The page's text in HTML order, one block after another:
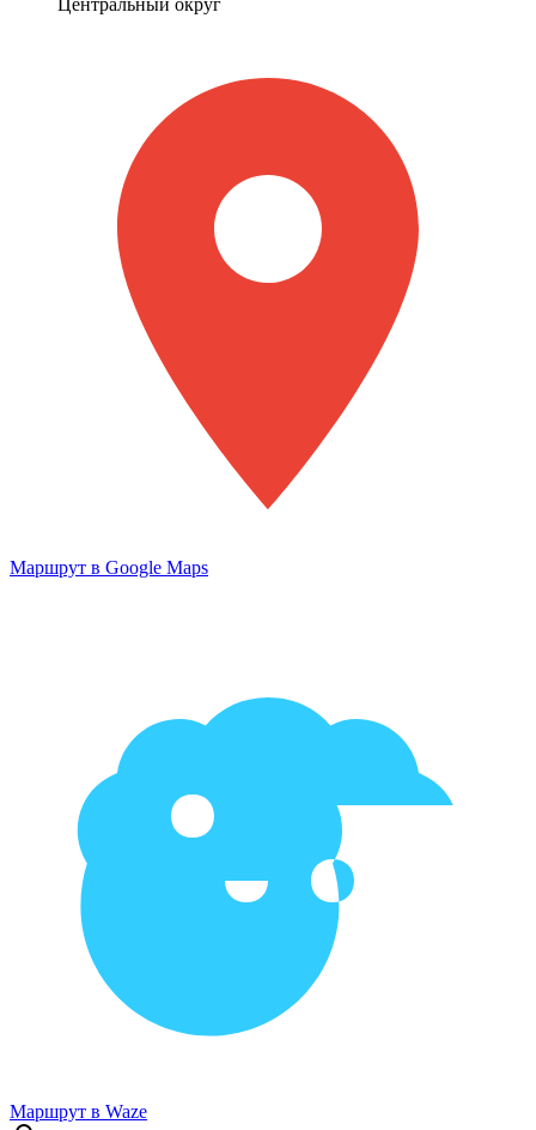
Центральный округ
Маршрут в Google Maps
Маршрут в Waze